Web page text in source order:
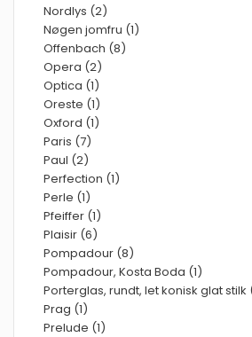
Nordlys (2)
Nøgen jomfru (1)
Offenbach (8)
Opera (2)
Optica (1)
Oreste (1)
Oxford (1)
Paris (7)
Paul (2)
Perfection (1)
Perle (1)
Pfeiffer (1)
Plaisir (6)
Pompadour (8)
Pompadour, Kosta Boda (1)
Porterglas, rundt, let konisk glat stilk
Prag (1)
Prelude (1)